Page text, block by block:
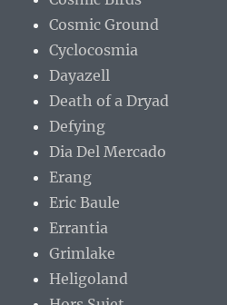
Cosmic Ground
Cyclocosmia
Dayazell
Death of a Dryad
Defying
Dia Del Mercado
Erang
Eric Baule
Errantia
Grimlake
Heligoland